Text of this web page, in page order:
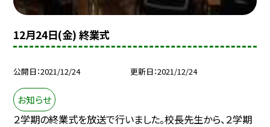
12月24日(金) 終業式
公開日 2021/12/24 更新日 2021/12/24
お知らせ
２学期の終業式を放送で行いました。校長先生から、２学期